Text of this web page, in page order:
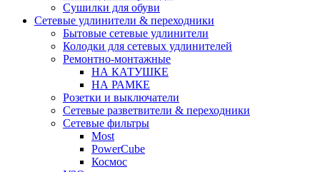
Сушилки для обуви
Сетевые удлинители & переходники
Бытовые сетевые удлинители
Колодки для сетевых удлинителей
Ремонтно-монтажные
НА КАТУШКЕ
НА РАМКЕ
Розетки и выключатели
Сетевые разветвители & переходники
Сетевые фильтры
Most
PowerCube
Космос